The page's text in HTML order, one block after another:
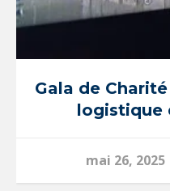
Gala de Charité
logistique
mai 26, 2025